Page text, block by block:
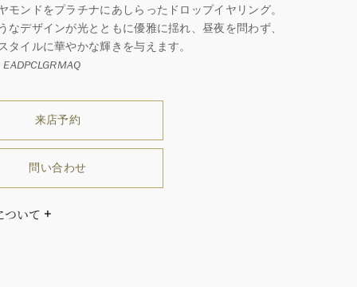
モンドをプラチナにあしらったドロップイヤリング。
なデザインが光とともに優雅に揺れ、昼夜を問わず、
タイルに華やかな輝きを与えます。
来店予約
問い合わせ
ついて